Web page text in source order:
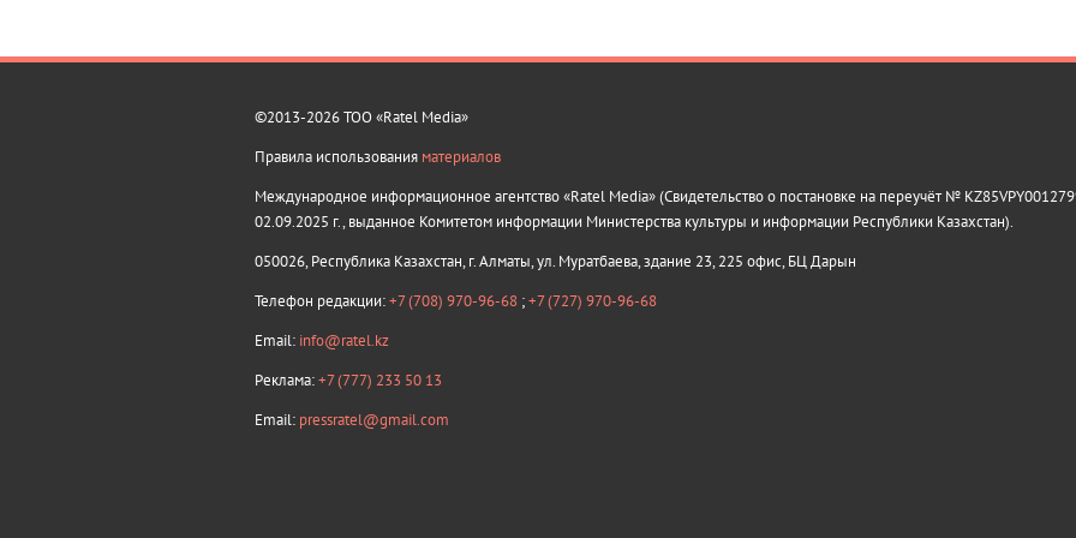
©2013-2026 ТОО «Ratel Media»
Правила использования материалов
Международное информационное агентство «Ratel Media» (Свидетельство о постановке на переучёт №
02.09.2025 г., выданное Комитетом информации Министерства культуры и информации Республики Казахстан).
050026, Республика Казахстан, г. Алматы, ул. Муратбаева, здание 23, 225 офис, БЦ Дарын
Телефон редакции:+7 (708) 970-96-68 ;+7 (727) 970-96-68
Email: info@ratel.kz
Реклама:+7 (777) 233 50 13
Email: pressratel@gmail.com